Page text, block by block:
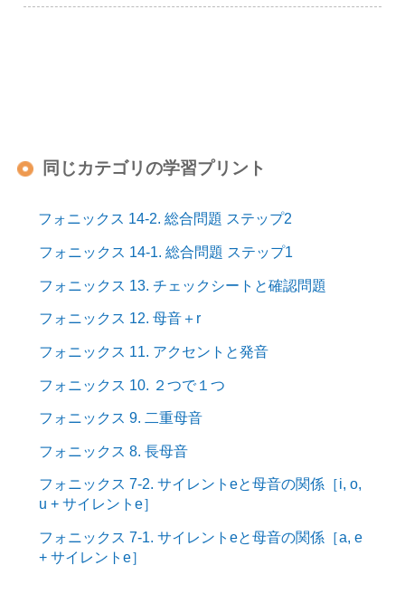
同じカテゴリの学習プリント
フォニックス 14-2. 総合問題 ステップ2
フォニックス 14-1. 総合問題 ステップ1
フォニックス 13. チェックシートと確認問題
フォニックス 12. 母音＋r
フォニックス 11. アクセントと発音
フォニックス 10. ２つで１つ
フォニックス 9. 二重母音
フォニックス 8. 長母音
フォニックス 7-2. サイレントeと母音の関係［i, o,
u + サイレントe］
フォニックス 7-1. サイレントeと母音の関係［a, e
+ サイレントe］